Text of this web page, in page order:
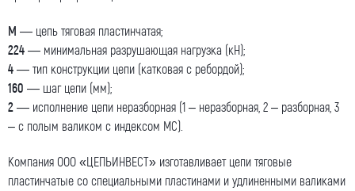
М — цепь тяговая пластинчатая;
224 — минимальная разрушающая нагрузка (кН);
4 — тип конструкции цепи (катковая с ребордой);
160 — шаг цепи (мм);
2 — исполнение цепи неразборная (1 – неразборная, 2 – разборная, 3
– с полым валиком с индексом МС).
Компания ООО «ЦЕПЬИНВЕСТ» изготавливает цепи тяговые
пластинчатые со специальными пластинами и удлиненными валиками